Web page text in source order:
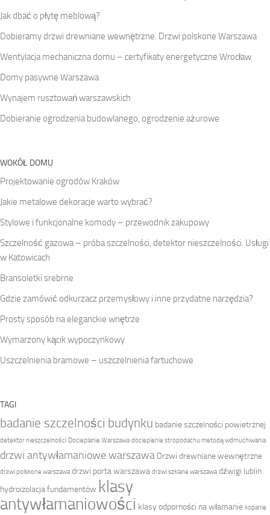
Jak dbać o płytę meblową?
Dobieramy drzwi drewniane wewnętrzne. Drzwi polskone Warszawa
Wentylacja mechaniczna domu – certyfikaty energetyczne Wrocław
Domy pasywne Warszawa
Wynajem rusztowań warszawskich
Dobieranie ogrodzenia budowlanego, ogrodzenie ażurowe
WOKÓŁ DOMU
Projektowanie ogrodów Kraków
Jakie metalowe dekoracje warto wybrać?
Stylowe i funkcjonalne komody – przewodnik zakupowy
Szczelność gazowa – próba szczelności, detektor nieszczelności. Usługi
w Katowicach
Bransoletki srebrne
Gdzie zamówić odkurzacz przemysłowy i inne przydatne narzędzia?
Prosty sposób na eleganckie wnętrze
Wymarzony kącik wypoczynkowy
Uszczelnienia bramowe – uszczelnienia fartuchowe
TAGI
badanie szczelności budynku badanie szczelności powietrznej
detektor nieszczelności Docieplanie Warszawa docieplenie stropodachu metodą wdmuchiwania
drzwi antywłamaniowe warszawa Drzwi drewniane wewnętrzne
drzwi polskone warszawa drzwi porta warszawa drzwi szklane warszawa dźwigi lublin
hydroizolacja fundamentów klasy
antywłamaniowości klasy odporności na włamanie kopanie